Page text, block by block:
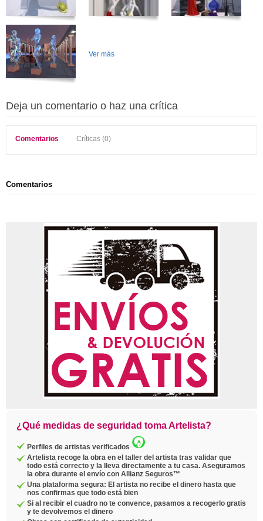
Ver más
Deja un comentario o haz una crítica
Comentarios Críticas (0)
Comentarios
¿Qué medidas de seguridad toma Artelista?
Perfiles de artistas verificados
Artelista recoge la obra en el taller del artista tras validar que
todo está correcto y la lleva directamente a tu casa. Aseguramos
la obra durante el envío con Allianz Seguros™
Una plataforma segura: El artista no recibe el dinero hasta que
nos confirmas que todo está bien
Si al recibir el cuadro no te convence, pasamos a recogerlo gratis
y te devolvemos el dinero